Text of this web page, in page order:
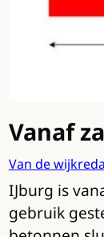
Vanaf
Van de
IJburg is
gebruik